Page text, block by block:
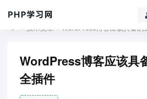
PHP学习网
» 技术文章 » WordPress博客应该具备的
WordPress博客应该具
全插件